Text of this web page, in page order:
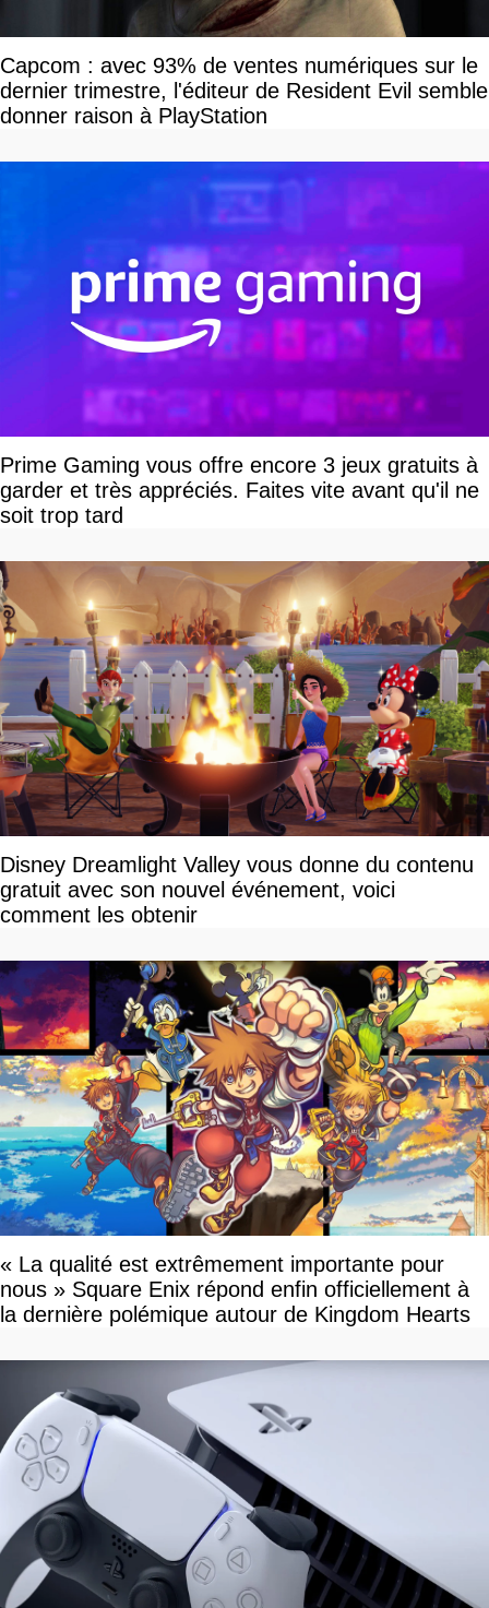
Capcom : avec 93% de ventes numériques sur le
dernier trimestre, l'éditeur de Resident Evil semble
donner raison à PlayStation
Prime Gaming vous offre encore 3 jeux gratuits à
garder et très appréciés. Faites vite avant qu'il ne
soit trop tard
Disney Dreamlight Valley vous donne du contenu
gratuit avec son nouvel événement, voici
comment les obtenir
« La qualité est extrêmement importante pour
nous » Square Enix répond enfin officiellement à
la dernière polémique autour de Kingdom Hearts